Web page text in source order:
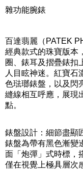
雜功能腕錶
百達翡麗（PATEK
經典款式的珠寶版本
圈、錶耳及摺疊錶扣
人目眩神迷。紅寶石
色琺瑯錶盤，以及閃
縫線相互呼應，展現
點。
錶盤設計：細節盡顯
錶盤為帶有黑色漸變
面「炮彈」式時標，
僅在視覺上極具層次